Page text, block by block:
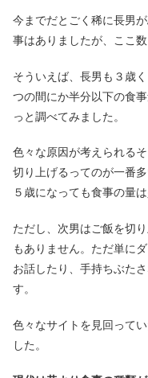
今までだとごく稀に長男
事はありましたが、ここ
そういえば、長男も３歳
つの間にか半分以下の食
っと調べてみました。
色々な原因が考えられる
切り上げるってのが一番
５歳になっても食事の量
ただし、次男はご飯を切
もありません。ただ単に
お話したり、手持ちぶた
す。
色々なサイトを見回って
した。